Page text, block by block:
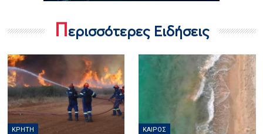
Περισσότερες Ειδήσεις
ΚΡΉΤΗ ΚΑΙΡΌΣ